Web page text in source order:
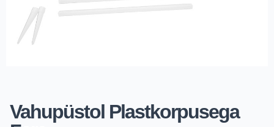
Vahupüstol Plastkorpusega